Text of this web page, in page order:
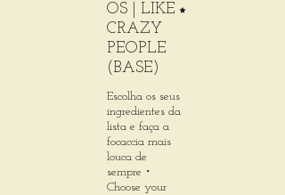
OS | LIKE
CRAZY
PEOPLE
(BASE)
Escolha os seus
ingredientes da
lista e faça a
focaccia mais
louca de
sempre・
Choose your